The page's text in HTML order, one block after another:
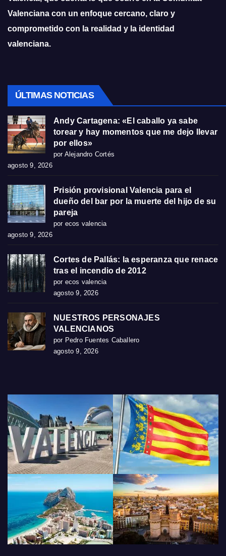
Valenciana con un enfoque cercano, claro y
comprometido con la realidad y la identidad
valenciana.
ÚLTIMAS NOTICIAS
Andy Cartagena: «El caballo ya sabe
torear y hay momentos que me dejo llevar
por ellos»
por Alejandro Cortés
agosto 9, 2026
Prisión provisional Valencia para el
dueño del bar por la muerte del hijo de su
pareja
por ecos valencia
agosto 9, 2026
Cortes de Pallás: la esperanza que renace
tras el incendio de 2012
por ecos valencia
agosto 9, 2026
NUESTROS PERSONAJES
VALENCIANOS
por Pedro Fuentes Caballero
agosto 9, 2026